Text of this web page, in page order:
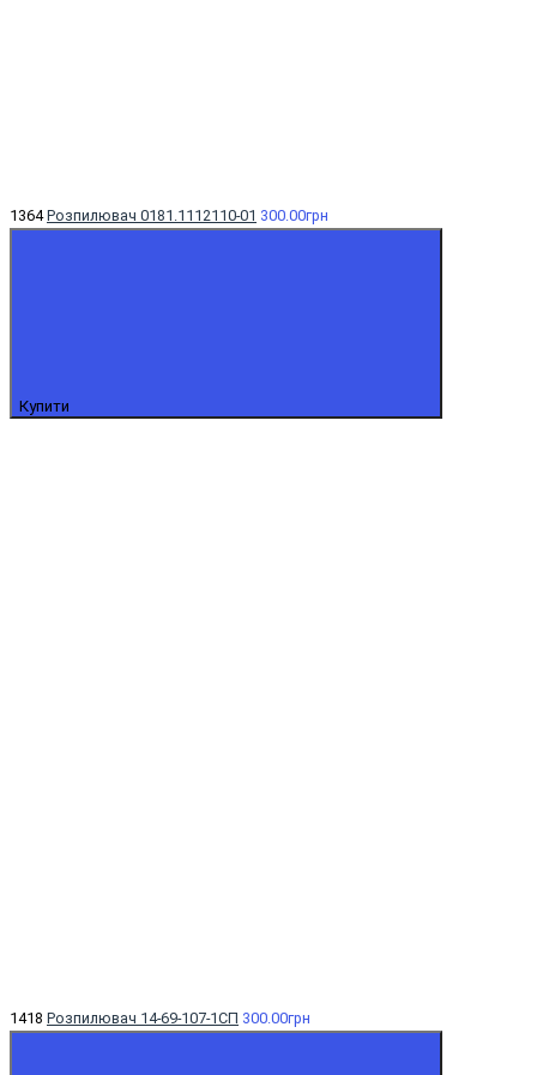
1364 Розпилювач 0181.1112110-01 300.00грн
Купити
1418 Розпилювач 14-69-107-1СП 300.00грн